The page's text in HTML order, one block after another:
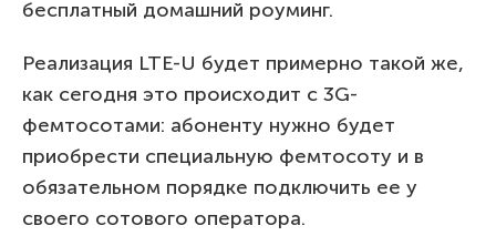
бесплатный домашний роуминг.
Реализация LTE-U будет примерно такой же,
как сегодня это происходит с 3G-
фемтосотами: абоненту нужно будет
приобрести специальную фемтосоту и в
обязательном порядке подключить ее у
своего сотового оператора.